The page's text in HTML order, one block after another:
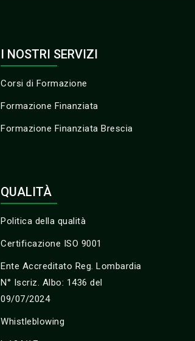
I NOSTRI SERVIZI
Corsi di Formazione
Formazione Finanziata
Formazione Finanziata Brescia
QUALITÀ
Politica della qualità
Certificazione ISO 9001
Ente Accreditato Reg. Lombardia
N° Iscriz. Albo: 1436 del
09/07/2024
Whistleblowing